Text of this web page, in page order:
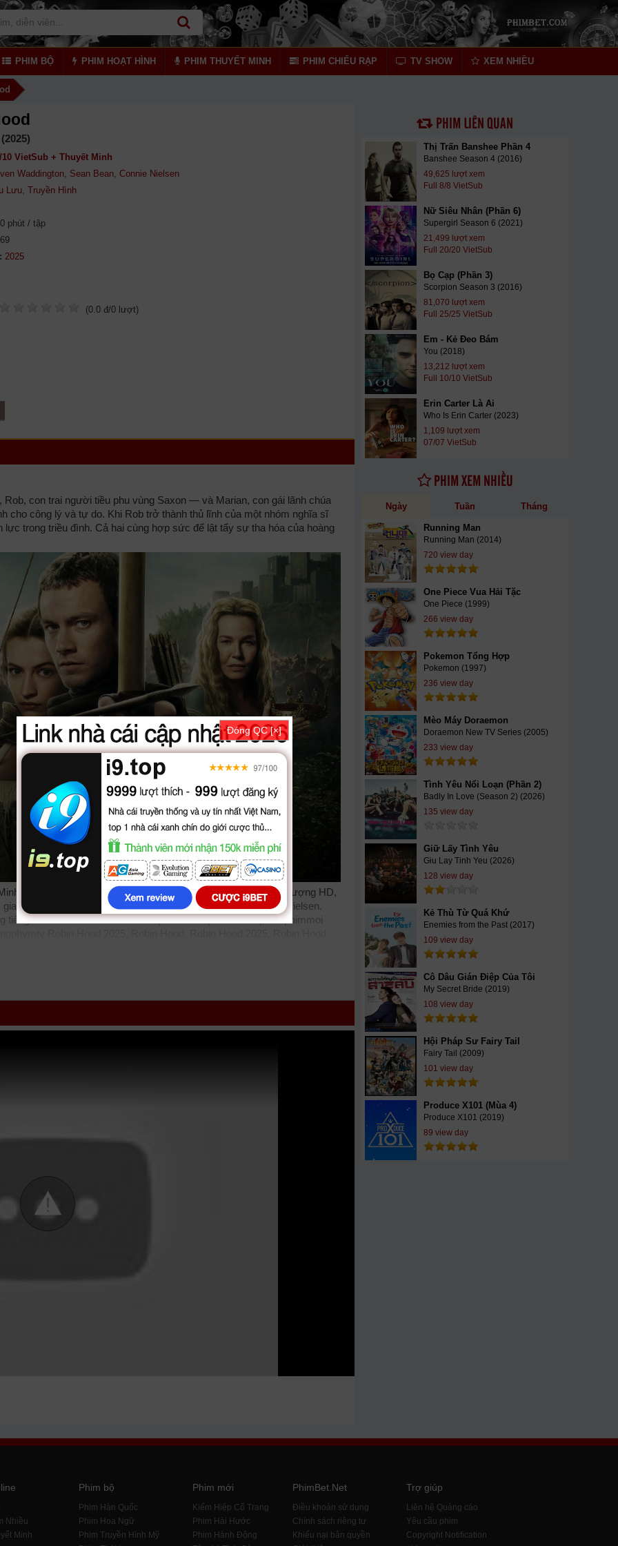
PHIM BỘ PHIM HOẠT HÌNH PHIM THUYẾT MINH PHIM CHIẾU RẠP TV SHOW XEM NHIỀU
10 VietSub + Thuyết Minh
Waddington, Sean Bean, Connie Nielsen
Lưu, Truyền Hình
phút / tập
(0.0 đ/0 lượt)
con trai người tiều phu vùng Saxon — và Marian, con gái lãnh chúa
cho công lý và tự do. Khi Rob trở thành thủ lĩnh của một nhóm nghĩa sĩ
trong triều đình. Cả hai cùng hợp sức để lật tẩy sự tha hóa của hoàng
phim Robin Hood được thuyết minh, phụ đề tiếng việt chất lượng HD,
của các diễn viên: Steven Waddington, Sean Bean, Connie Nielsen.
tiếng bởi các subteam nhưbilutv phimbathu phudeviet kphim phimmoi
GOTV FullHD mới nhất. Mời các bạn đón xem bộ phimRobin Hood
PHIM LIÊN QUAN
Thị Trấn Banshee Phần 4
Banshee Season 4 (2016)
49,625 lượt xem
Full 8/8 VietSub
Nữ Siêu Nhân (Phần 6)
Supergirl Season 6 (2021)
21,499 lượt xem
Full 20/20 VietSub
Bọ Cạp (Phần 3)
Scorpion Season 3 (2016)
81,070 lượt xem
Full 25/25 VietSub
Em - Kẻ Đeo Bám
You (2018)
13,212 lượt xem
Full 10/10 VietSub
Erin Carter Là Ai
Who Is Erin Carter (2023)
1,109 lượt xem
07/07 VietSub
PHIM XEM NHIỀU
Ngày Tuần Tháng
Running Man
Running Man (2014)
720 view day
One Piece Vua Hải Tặc
One Piece (1999)
266 view day
Pokemon Tổng Hợp
Pokemon (1997)
236 view day
Mèo Máy Doraemon
Doraemon New TV Series (2005)
233 view day
Tình Yêu Nổi Loạn (Phần 2)
Badly In Love (Season 2) (2026)
135 view day
Giữ Lấy Tình Yêu
Giu Lay Tinh Yeu (2026)
128 view day
Kẻ Thù Từ Quá Khứ
Enemies from the Past (2017)
109 view day
Cô Dâu Gián Điệp Của Tôi
My Secret Bride (2019)
108 view day
Hội Pháp Sư Fairy Tail
Fairy Tail (2009)
101 view day
Produce X101 (Mùa 4)
Produce X101 (2019)
89 view day
Nhiều
Minh
Phim bộ
Phim Hàn Quốc
Phim Hoa Ngữ
Phim Truyền Hình Mỹ
Phim mới
Kiếm Hiệp Cổ Trang
Phim Hài Hước
Phim Hành Động
PhimBet.Net
Điều khoản sử dụng
Chính sách riêng tư
Khiếu nại bản quyền
Trợ giúp
Liên hệ Quảng cáo
Yêu cầu phim
Copyright Notification
Đóng QC [×]